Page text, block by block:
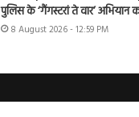
पुलिस के ‘गैंगस्टरां ते वार’ अभियान
8 August 2026 - 12:59 PM